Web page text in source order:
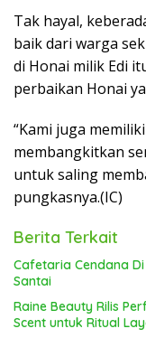
Tak hayal,
baik dari warga
di Honai milik Edi
perbaikan Honai
“Kami juga
membangkitkan
untuk saling
pungkasnya.(IC)
Berita Terkait
Cafetaria Cendana
Santai
Raine Beauty Rilis
Scent untuk Ritual